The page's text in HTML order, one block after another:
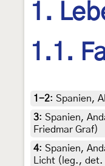
1.
1.1.
1-2: Spanien,
3: Spanien,
Friedmar Graf)
4: Spanien,
Licht (leg.,